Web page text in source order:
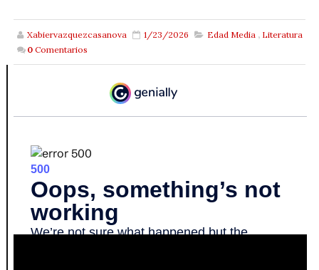
Xabiervazquezcasanova 1/23/2026 Edad Media , Literatura
0 Comentarios